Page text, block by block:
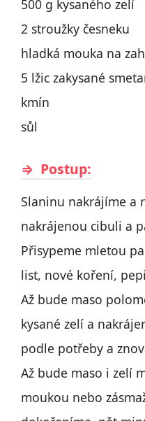
500 g kysaného zelí
2 stroužky česneku
hladká mouka na
5 lžic zakysané
kmín
sůl
Postup:
Slaninu nakrájíme a
nakrájenou cibuli a
Přisypeme mletou
list, nové koření,
Až bude maso
kysané zelí a
podle potřeby a
Až bude maso i zelí
moukou nebo